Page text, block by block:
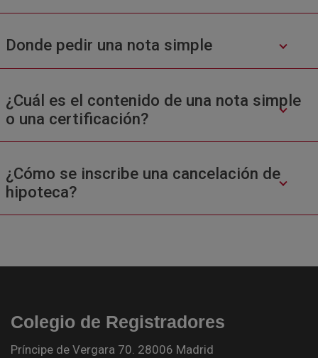
Donde pedir una nota simple
¿Cuál es el contenido de una nota simple
o una certificación?
¿Cómo se inscribe una cancelación de
hipoteca?
Colegio de Registradores
Príncipe de Vergara 70. 28006 Madrid